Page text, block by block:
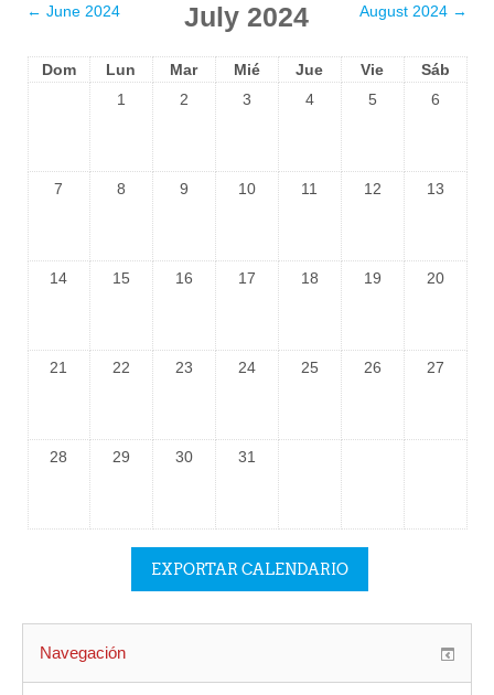
← June 2024 July 2024 August 2024 →
Dom Lun Mar Mié Jue Vie
Sáb
1
2 3 4 5 6
7 8 9 10 11 12 13
14 15 16 17 18 19 20
21 22 23 24 25 26 27
28 29 30 31
Navegación